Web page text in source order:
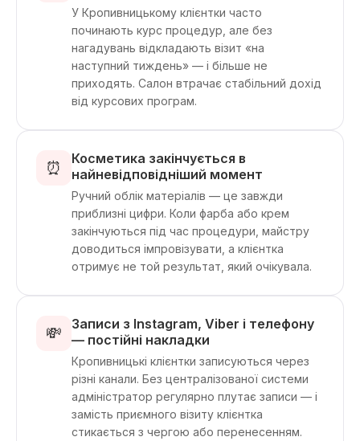
У Кропивницькому клієнтки часто
починають курс процедур, але без
нагадувань відкладають візит «на
наступний тиждень» — і більше не
приходять. Салон втрачає стабільний дохід
від курсових програм.
⏰
Косметика закінчується в
найневідповідніший момент
Ручний облік матеріалів — це завжди
приблизні цифри. Коли фарба або крем
закінчуються під час процедури, майстру
доводиться імпровізувати, а клієнтка
отримує не той результат, який очікувала.
💸
Записи з Instagram, Viber і телефону
— постійні накладки
Кропивницькі клієнтки записуються через
різні канали. Без централізованої системи
адміністратор регулярно плутає записи — і
замість приємного візиту клієнтка
стикається з чергою або перенесенням.